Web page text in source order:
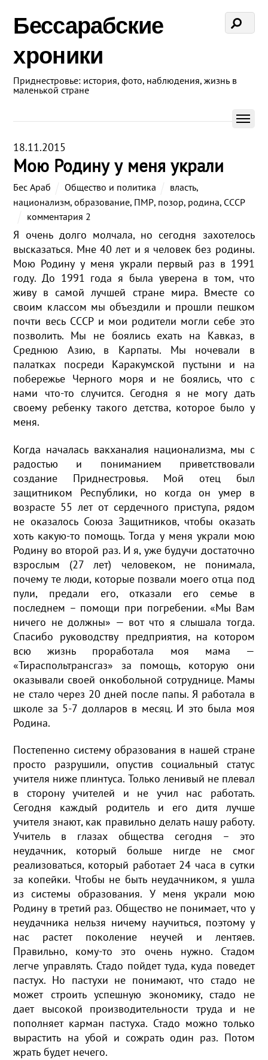
Бессарабские
хроники
Приднестровье: история, фото, наблюдения, жизнь в
маленькой стране
18.11.2015
Мою Родину у меня украли
Бес Араб Общество и политика власть,
национализм,образование, ПМР, позор, родина, СССР
комментария 2
Я очень долго молчала, но сегодня захотелось
высказаться. Мне 40 лет и я человек без родины.
Мою Родину у меня украли первый раз в 1991
году. До 1991 года я была уверена в том, что
живу в самой лучшей стране мира. Вместе со
своим классом мы объездили и прошли пешком
почти весь СССР и мои родители могли себе это
позволить. Мы не боялись ехать на Кавказ, в
Среднюю Азию, в Карпаты. Мы ночевали в
палатках посреди Каракумской пустыни и на
побережье Черного моря и не боялись, что с
нами что-то случится. Сегодня я не могу дать
своему ребенку такого детства, которое было у
меня.
Когда началась вакханалия национализма, мы с
радостью и пониманием приветствовали
создание Приднестровья. Мой отец был
защитником Республики, но когда он умер в
возрасте 55 лет от сердечного приступа, рядом
не оказалось Союза Защитников, чтобы оказать
хоть какую-то помощь. Тогда у меня украли мою
Родину во второй раз. И я, уже будучи достаточно
взрослым (27 лет) человеком, не понимала,
почему те люди, которые позвали моего отца под
пули, предали его, отказали его семье в
последнем – помощи при погребении. «Мы Вам
ничего не должны» — вот что я слышала тогда.
Спасибо руководству предприятия, на котором
всю жизнь проработала моя мама —
«Тираспольтрансгаз» за помощь, которую они
оказывали своей онкобольной сотруднице. Мамы
не стало через 20 дней после папы. Я работала в
школе за 5-7 долларов в месяц. И это была моя
Родина.
Постепенно систему образования в нашей стране
просто разрушили, опустив социальный статус
учителя ниже плинтуса. Только ленивый не плевал
в сторону учителей и не учил нас работать.
Сегодня каждый родитель и его дитя лучше
учителя знают, как правильно делать нашу работу.
Учитель в глазах общества сегодня – это
неудачник, который больше нигде не смог
реализоваться, который работает 24 часа в сутки
за копейки. Чтобы не быть неудачником, я ушла
из системы образования. У меня украли мою
Родину в третий раз. Общество не понимает, что у
неудачника нельзя ничему научиться, поэтому у
нас растет поколение неучей и лентяев.
Правильно, кому-то это очень нужно. Стадом
легче управлять. Стадо пойдет туда, куда поведет
пастух. Но пастухи не понимают, что стадо не
может строить успешную экономику, стадо не
дает высокой производительности труда и не
пополняет карман пастуха. Стадо можно только
вырастить на убой и сожрать один раз. Потом
жрать будет нечего.